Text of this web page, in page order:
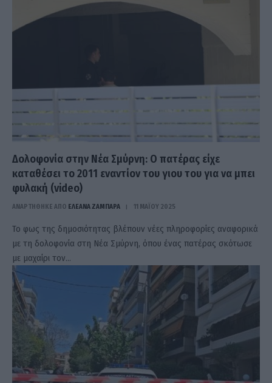
Δολοφονία στην Νέα Σμύρνη: Ο πατέρας είχε
καταθέσει το 2011 εναντίον του γιου του για να μπει
φυλακή (video)
ΑΝΑΡΤΗΘΗΚΕ ΑΠΟ ΕΛΕΑΝΑ ΖΑΜΠΑΡΑ 11 ΜΑΪ́ΟΥ 2025
Το φως της δημοσιότητας βλέπουν νέες πληροφορίες αναφορικά
με τη δολοφονία στη Νέα Σμύρνη, όπου ένας πατέρας σκότωσε
με μαχαίρι τον…